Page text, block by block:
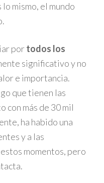
lo mismo, el mundo
portodos los
significativo y no
e importancia.
que tienen las
con más de 30 mil
ha habido una
y a las
momentos, pero